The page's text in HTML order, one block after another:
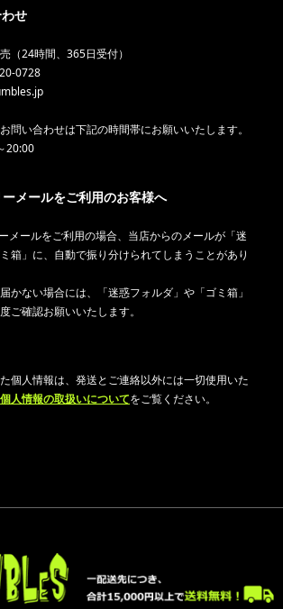
せ
（24時間、365日受付）
0728
問い合わせは下記の時間帯にお願いいたします。
20:00
メールをご利用のお客様へ
メールをご利用の場合、当店からのメールが「迷
箱」に、自動で振り分けられてしまうことがあり
かない場合には、「迷惑フォルダ」や「ゴミ箱」
ご確認お願いいたします。
個人情報は、発送とご連絡以外には一切使用いた
個人情報の取扱いについてをご覧ください。